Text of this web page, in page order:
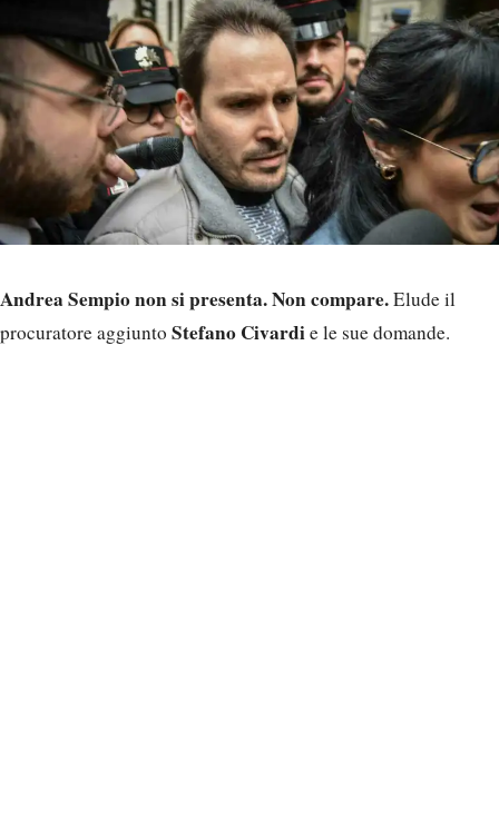
Andrea Sempio non si presenta. Non compare.Elude il
procuratore aggiunto Stefano Civardie le sue domande.